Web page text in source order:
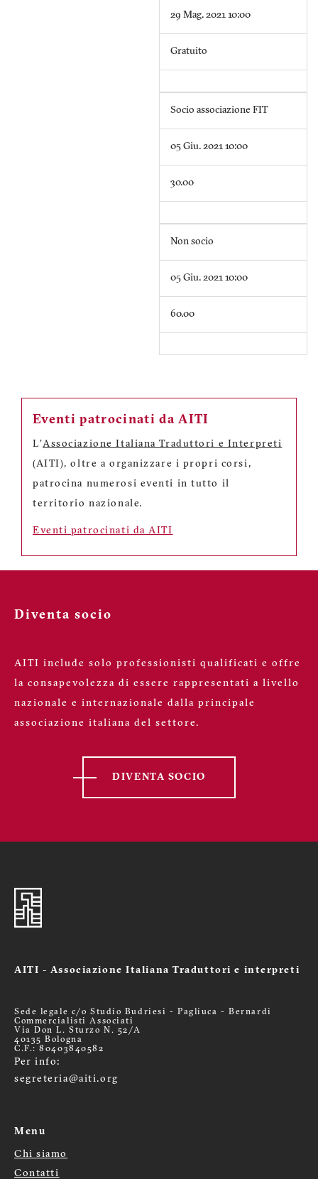
29 Mag. 2021 10:00
Gratuito
Socio associazione FIT
05 Giu. 2021 10:00
30.00
Non socio
05 Giu. 2021 10:00
60.00
Eventi patrocinati da AITI
L'Associazione Italiana Traduttori e Interpreti
(AITI), oltre a organizzare i propri corsi,
patrocina numerosi eventi in tutto il
territorio nazionale.
Eventi patrocinati da AITI
Diventa socio
AITI include solo professionisti qualificati e offre
la consapevolezza di essere rappresentati a livello
nazionale e internazionale dalla principale
associazione italiana del settore.
DIVENTA SOCIO
AITI - Associazione Italiana Traduttori e interpreti
Sede legale c/o Studio Budriesi - Pagliuca - Bernardi
Commercialisti Associati
Via Don L. Sturzo N. 52/A
40135 Bologna
C.F.: 80403840582
Per info:
segreteria@aiti.org
Menu
Chi siamo
Contatti